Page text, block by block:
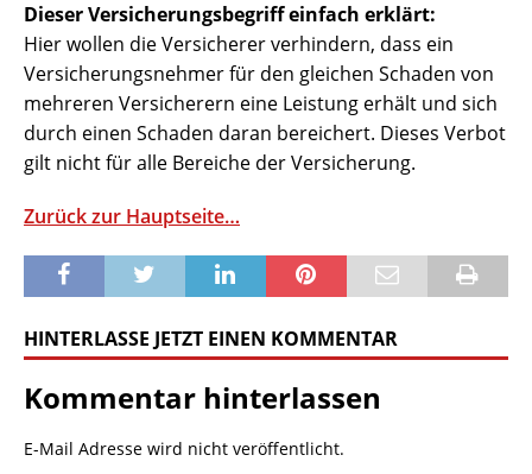
Dieser Versicherungsbegriff einfach erklärt:
Hier wollen die Versicherer verhindern, dass ein
Versicherungsnehmer für den gleichen Schaden von
mehreren Versicherern eine Leistung erhält und sich
durch einen Schaden daran bereichert. Dieses Verbot
gilt nicht für alle Bereiche der Versicherung.
Zurück zur Hauptseite…
HINTERLASSE JETZT EINEN KOMMENTAR
Kommentar hinterlassen
E-Mail Adresse wird nicht veröffentlicht.